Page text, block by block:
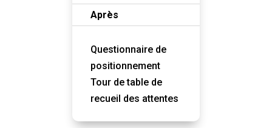
Après
Questionnaire de
positionnement
Tour de table de
recueil des attentes